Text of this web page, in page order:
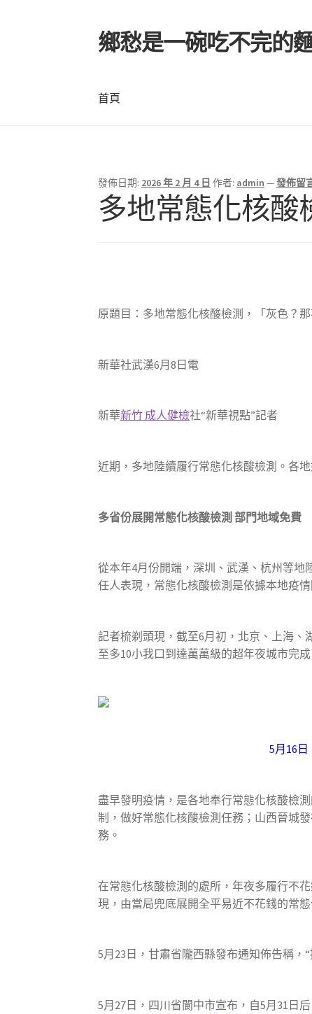
跳
至
覽
列
跳
至
要
內
鄉愁是一碗吃不完的
首頁
發佈日期: 2026 年 2 月 4 日 作者: admin —發佈留
多地常態化核酸
原題目：多地常態化核酸檢測，「灰色？
新華社武漢6月8日電
新華新竹 成人健檢社“新華視點”記者
近期，多地陸續履行常態化核酸檢測。各
多省份展開常態化核酸檢測 部門地域免費
從本年4月份開端，深圳、武漢、杭州等
任人表現，常態化核酸檢測是依據本地疫
記者梳剃頭現，截至6月初，北京、上海、
至多10小我口到達萬萬級的超年夜城市完
5月16
盡早發明疫情，是各地奉行常態化核酸檢
制，做好常態化核酸檢測任務；山西晉城
務。
在常態化核酸檢測的處所，年夜多履行不
現，由當局兜底展開全平易近不花錢的常
5月23日，甘肅省隴西縣發布通知佈告稱，
5月27日，四川省閬中市宣布，自5月31日